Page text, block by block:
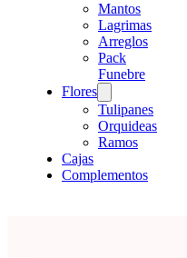
Mantos
Lagrimas
Arreglos
Pack
Funebre
Flores
Tulipanes
Orquideas
Ramos
Cajas
Complementos